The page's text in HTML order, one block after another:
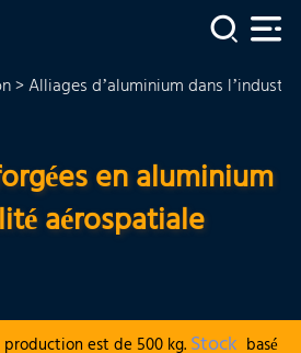
>Alliages d’aluminium dans
en aluminium
aérospatiale
est de 500 kg. Stock basé